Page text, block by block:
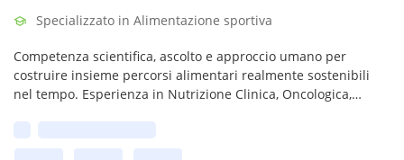
Specializzato in Alimentazione sportiva
Competenza scientifica, ascolto e approccio umano per
costruire insieme percorsi alimentari realmente sostenibili
nel tempo. Esperienza in Nutrizione Clinica, Oncologica,